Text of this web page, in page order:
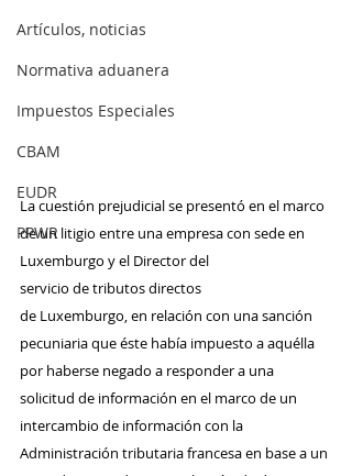
Artículos, noticias
Normativa aduanera
Impuestos Especiales
CBAM
EUDR
PPWR
La cuestión prejudicial se presentó en el marco
de un litigio entre una empresa con sede en
Luxemburgo y el Director del
servicio de tributos directos
de Luxemburgo, en relación con una sanción
pecuniaria que éste había impuesto a aquélla
por haberse negado a responder a una
solicitud de información en el marco de un
intercambio de información con la
Administración tributaria francesa en base a un